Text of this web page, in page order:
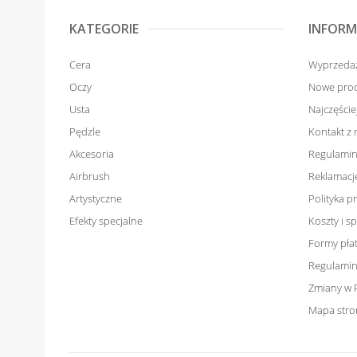
KATEGORIE
Cera
Oczy
Usta
Pędzle
Akcesoria
Airbrush
Artystyczne
Efekty specjalne
Nowe
Kontakt z
Polityka
Koszty i
Formy
Zmiany w
Mapa